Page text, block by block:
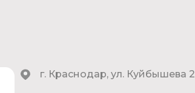
г. Краснодар, ул. Куйбышева 2